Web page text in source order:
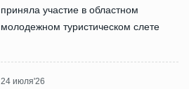
приняла участие в областном
молодежном туристическом слете
24 июля'26